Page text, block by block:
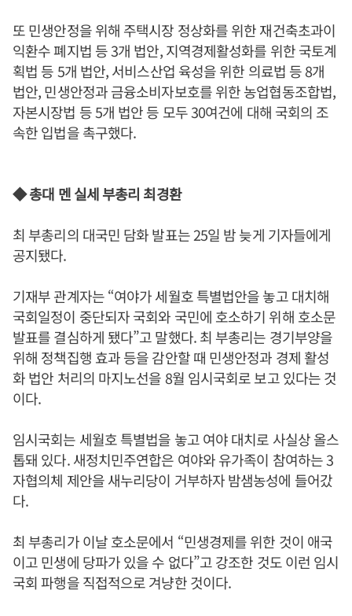
또 민생안정을 위해 주택시장 정상화를 위한 재건축초과이
익환수 폐지법 등 3개 법안, 지역경제활성화를 위한 국토계
획법 등 5개 법안, 서비스산업 육성을 위한 의료법 등 8개
법안, 민생안정과 금융소비자보호를 위한 농업협동조합법,
자본시장법 등 5개 법안 등 모두 30여건에 대해 국회의 조
속한 입법을 촉구했다.
◆ 총대 멘 실세 부총리 최경환
최 부총리의 대국민 담화 발표는 25일 밤 늦게 기자들에게
공지됐다.
기재부 관계자는 “여야가 세월호 특별법안을 놓고 대치해
국회일정이 중단되자 국회와 국민에 호소하기 위해 호소문
발표를 결심하게 됐다”고 말했다. 최 부총리는 경기부양을
위해 정책집행 효과 등을 감안할 때 민생안정과 경제 활성
화 법안 처리의 마지노선을 8월 임시국회로 보고 있다는 것
이다.
임시국회는 세월호 특별법을 놓고 여야 대치로 사실상 올스
톱돼 있다. 새정치민주연합은 여야와 유가족이 참여하는 3
자협의체 제안을 새누리당이 거부하자 밤샘농성에 들어갔
다.
최 부총리가 이날 호소문에서 “민생경제를 위한 것이 애국
이고 민생에 당파가 있을 수 없다”고 강조한 것도 이런 임시
국회 파행을 직접적으로 겨냥한 것이다.